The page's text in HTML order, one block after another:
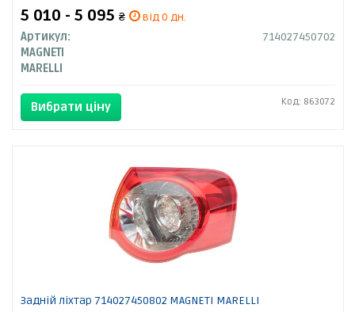
5 010 - 5 095 ₴
від 0 дн.
Артикул:
714027450702
MAGNETI
MARELLI
Вибрати ціну Код: 863072
Задній ліхтар 714027450802 MAGNETI MARELLI